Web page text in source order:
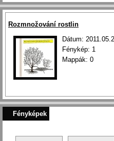
Rozmnožování rostlin
Dátum:
Fénykép: 1
Mappák: 0
Fényképek